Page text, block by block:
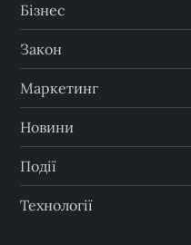
Бізнес
Закон
Маркетинг
Новини
Події
Технології